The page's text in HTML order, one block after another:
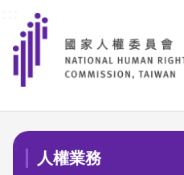
前往主要內容區塊
:::
人權業務